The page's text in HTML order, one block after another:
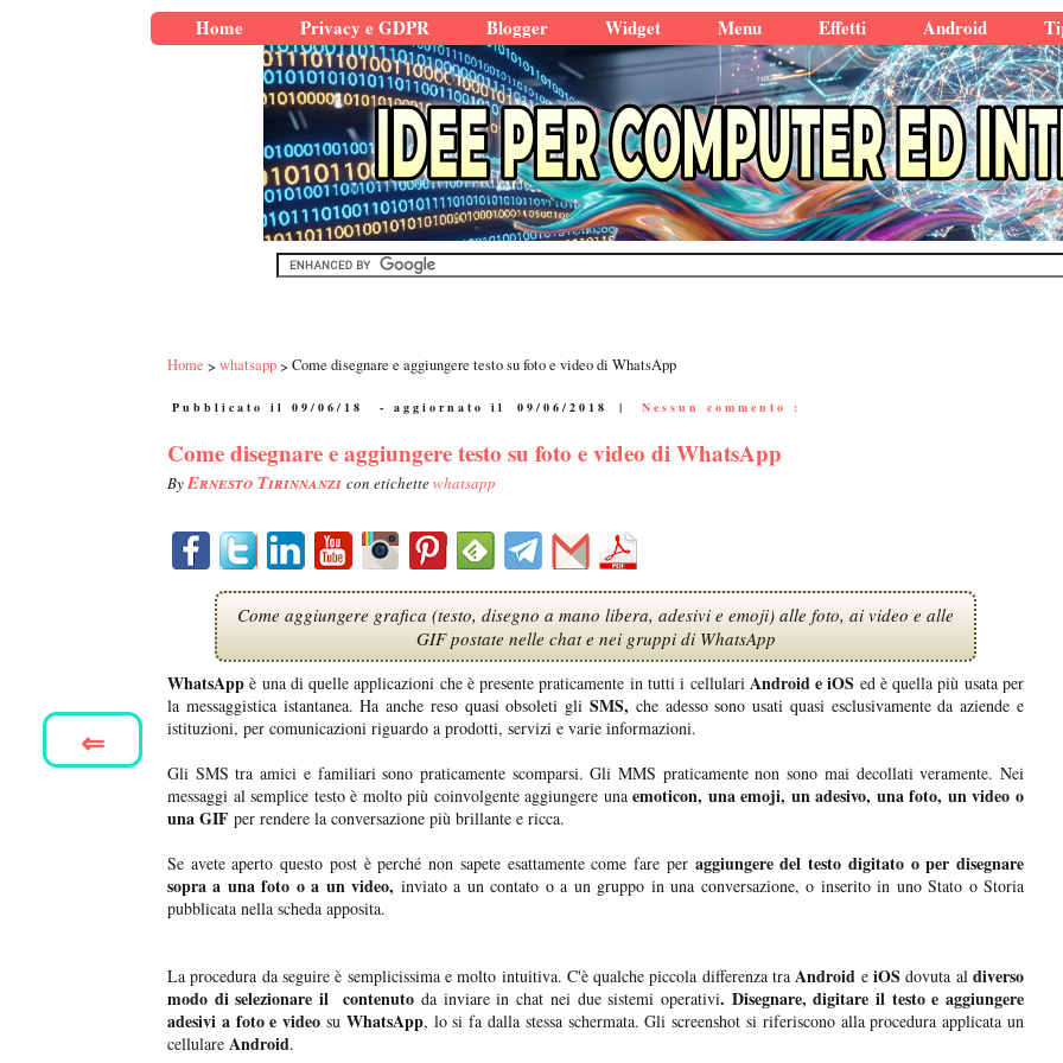
Home Privacy e GDPR Blogger Widget Menu Effetti Android
Home whatsapp Come disegnare e aggiungere testo su foto e video di WhatsApp
Pubblicato il 09/06/18 - aggiornato il 09/06/2018 | Nessun commento :
Come disegnare e aggiungere testo su foto e video di WhatsApp
ByErnesto Tirinnanzi con etichettewhatsapp
Come aggiungere grafica (testo, disegno a mano libera, adesivi e emoji) alle foto, ai video e alle
GIF postate nelle chat e nei gruppi di WhatsApp
WhatsApp è una di quelle applicazioni che è presente praticamente in tutti i cellulariAndroid e iOS ed è quella più usata per
la messaggistica istantanea. Ha anche reso quasi obsoleti gli SMS, che adesso sono usati quasi esclusivamente da aziende e
istituzioni, per comunicazioni riguardo a prodotti, servizi e varie informazioni.
Gli SMS tra amici e familiari sono praticamente scomparsi. Gli MMS praticamente non sono mai decollati veramente. Nei
messaggi al semplice testo è molto più coinvolgente aggiungere unaemoticon, una emoji, un adesivo, una foto, un video o
una GIF per rendere la conversazione più brillante e ricca.
Se avete aperto questo post è perché non sapete esattamente come fare per aggiungere del testo digitato o per disegnare
sopra a una foto o a un video, inviato a un contato o a un gruppo in una conversazione, o inserito in uno Stato o Storia
pubblicata nella scheda apposita.
La procedura da seguire è semplicissima e molto intuitiva. C'è qualche piccola differenza traAndroid eiOS dovuta aldiverso
modo di selezionare il contenuto da inviare in chat nei due sistemi operativi. Disegnare, digitare il testo e aggiungere
adesivi a foto e video su WhatsApp, lo si fa dalla stessa schermata. Gli screenshot si riferiscono alla procedura applicata un
cellulare Android.
⇐